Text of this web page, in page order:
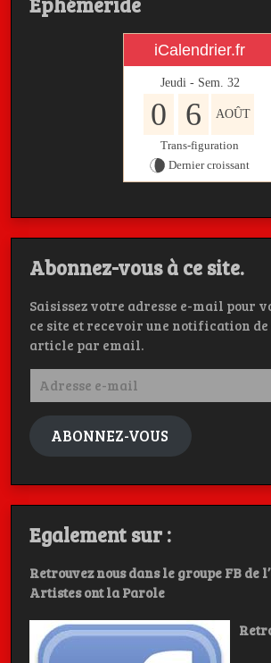
iCalendrier.fr
Jeudi - Sem. 32
0 6 AOÛT
Trans-figuration
Dernier croissant
Abonnez-vous à ce site.
Saisissez votre adresse e-mail pour
ce site et recevoir une notification de
article par email.
Adresse
mail
ABONNEZ-VOUS
Egalement sur :
Retrouvez nous dans le groupe FB de
Artistes ont la Parole